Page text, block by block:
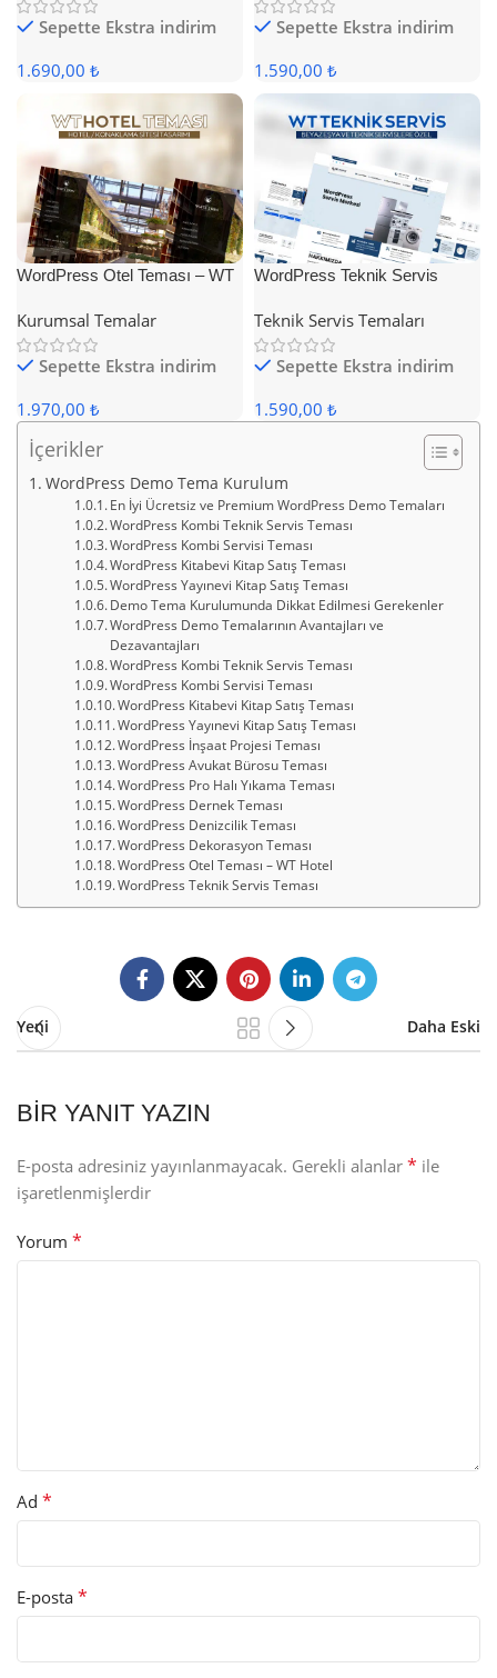
Sepette Ekstra indirim
1.690,00 ₺
Sepette Ekstra indirim
1.590,00 ₺
WordPress Otel Teması – WT
Kurumsal Temalar
Sepette Ekstra indirim
1.970,00 ₺
WordPress Teknik Servis
Teknik Servis Temaları
Sepette Ekstra indirim
1.590,00 ₺
İçerikler
WordPress Demo Tema Kurulum
En İyi Ücretsiz ve Premium WordPress Demo Temaları
WordPress Kombi Teknik Servis Teması
WordPress Kombi Servisi Teması
WordPress Kitabevi Kitap Satış Teması
WordPress Yayınevi Kitap Satış Teması
Demo Tema Kurulumunda Dikkat Edilmesi Gerekenler
WordPress Demo Temalarının Avantajları ve
Dezavantajları
WordPress Kombi Teknik Servis Teması
WordPress Kombi Servisi Teması
WordPress Kitabevi Kitap Satış Teması
WordPress Yayınevi Kitap Satış Teması
WordPress İnşaat Projesi Teması
WordPress Avukat Bürosu Teması
WordPress Pro Halı Yıkama Teması
WordPress Dernek Teması
WordPress Denizcilik Teması
WordPress Dekorasyon Teması
WordPress Otel Teması – WT Hotel
WordPress Teknik Servis Teması
Yeni Daha Eski
BIR YANIT YAZIN
E-posta adresiniz yayınlanmayacak. Gerekli alanlar * ile
işaretlenmişlerdir
Yorum *
Ad *
E-posta *